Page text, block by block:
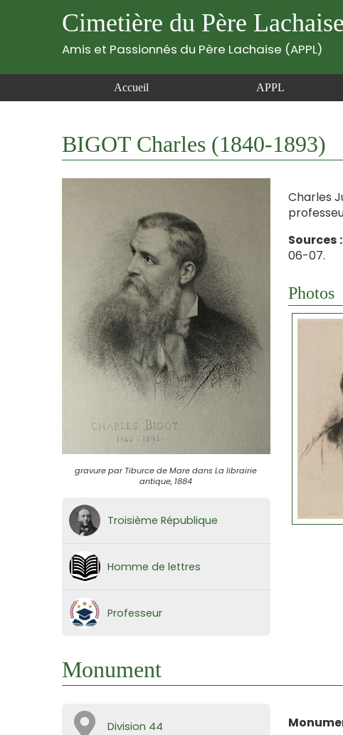
Cimetière du Père Lachaise
Amis et Passionnés du Père Lachaise (APPL)
Accueil APPL
BIGOT Charles (1840-1893)
gravure par Tiburce de Mare dans La librairie
antique, 1884
Troisième République
Homme de lettres
Professeur
Charles
Sources :
06-07.
Photos
Monument
Division 44